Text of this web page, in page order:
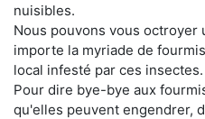
nuisibles.
Nous pouvons vous octroyer
importe la myriade de
local infesté par ces insectes.
Pour dire bye-bye aux
qu'elles peuvent engendrer,